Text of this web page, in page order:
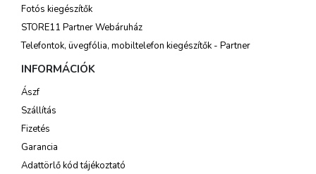
Fotós kiegészítők
STORE11 Partner Webáruház
Telefontok, üvegfólia, mobiltelefon kiegészítők - Partner
INFORMÁCIÓK
Ászf
Szállítás
Fizetés
Garancia
Adattörlő kód tájékoztató